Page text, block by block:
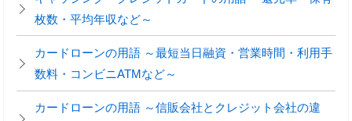
枚数・平均年収など～
カードローンの用語 ～最短当日融資・営業時間・利用手
数料・コンビニATMなど～
カードローンの用語 ～信販会社とクレジット会社の違